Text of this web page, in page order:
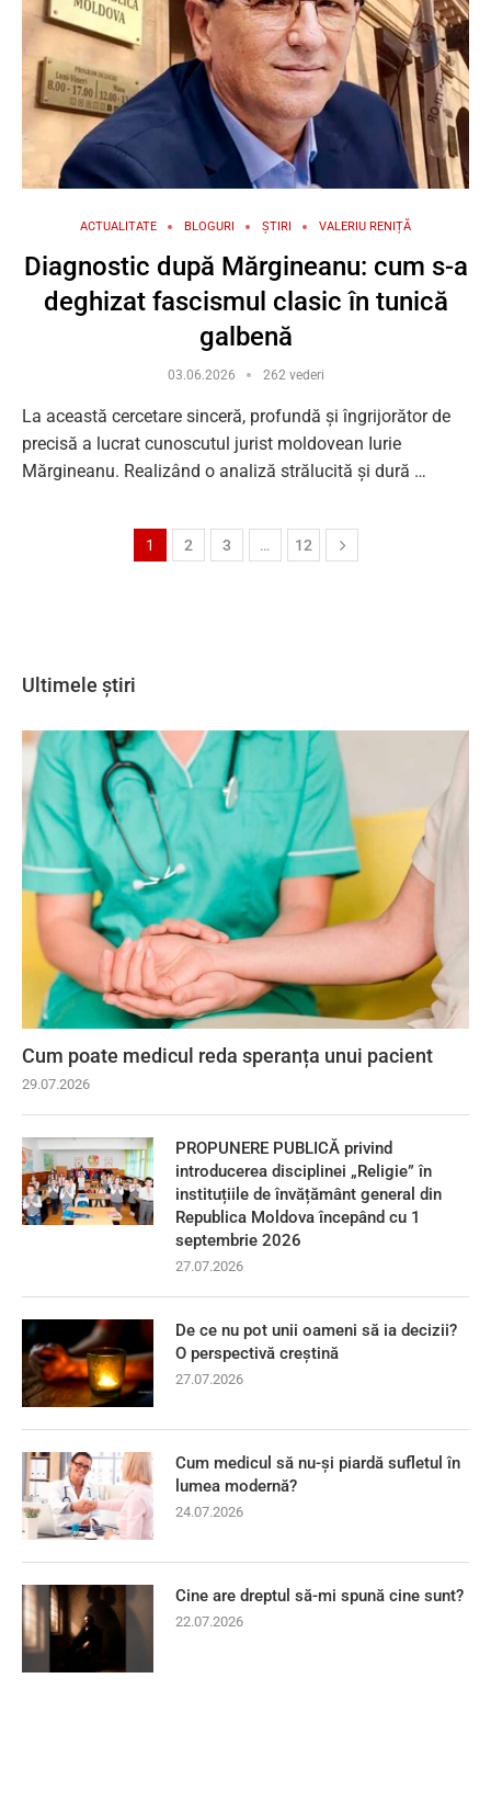
ACTUALITATE BLOGURI ȘTIRI VALERIU RENIȚĂ
Diagnostic după Mărgineanu: cum s-a
deghizat fascismul clasic în tunică
galbenă
03.06.2026 262 vederi
La această cercetare sinceră, profundă și îngrijorător de
precisă a lucrat cunoscutul jurist moldovean Iurie
Mărgineanu. Realizând o analiză strălucită și dură …
1 2 3 … 12
Ultimele știri
Cum poate medicul reda speranța unui pacient
29.07.2026
PROPUNERE PUBLICĂ privind
introducerea disciplinei „Religie” în
instituțiile de învățământ general din
Republica Moldova începând cu 1
septembrie 2026
27.07.2026
De ce nu pot unii oameni să ia decizii?
O perspectivă creștină
27.07.2026
Cum medicul să nu-și piardă sufletul în
lumea modernă?
24.07.2026
Cine are dreptul să-mi spună cine sunt?
22.07.2026